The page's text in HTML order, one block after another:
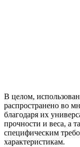
В целом,
распространено во
благодаря их
прочности и веса, а
специфическим
характеристикам.